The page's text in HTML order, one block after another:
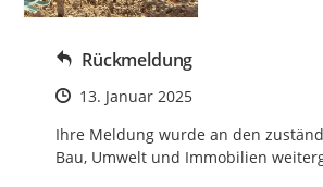
Rückmeldung
Zeitpunkt des Erstellens
13. Januar 2025
Ihre Meldung wurde an den
Bau, Umwelt und Immobilien